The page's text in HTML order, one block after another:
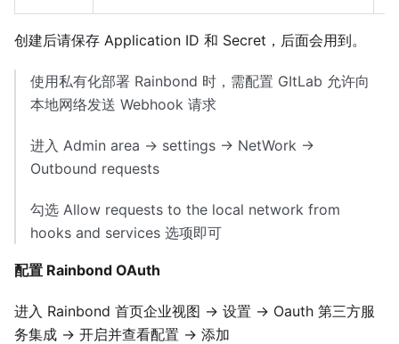
创建后请保存 Application ID 和 Secret，后面会用到。
使用私有化部署 Rainbond 时，需配置 GItLab 允许向
本地网络发送 Webhook 请求
进入 Admin area → settings → NetWork →
Outbound requests
勾选 Allow requests to the local network from
hooks and services 选项即可
配置 Rainbond OAuth
进入 Rainbond 首页企业视图 → 设置 → Oauth 第三方服
务集成 → 开启并查看配置 → 添加